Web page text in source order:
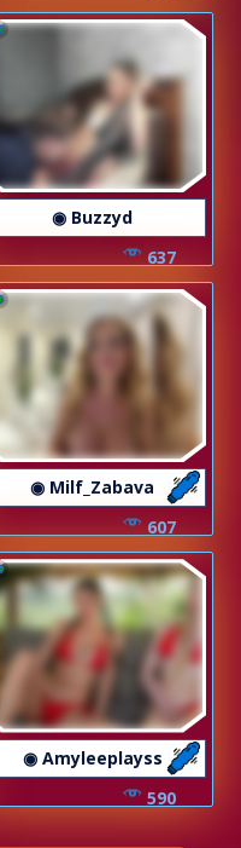
◉ Buzzyd
637
◉ Milf_Zabava
607
◉ Amyleeplayss
590